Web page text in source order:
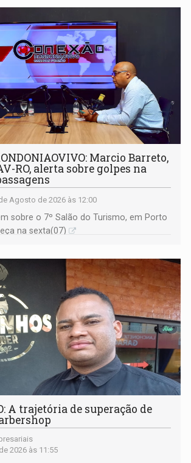
Marcio Barreto,
RO, alerta sobre golpes na
Agosto de 2026 às 12:00
sobre o 7º Salão do Turismo, em Porto
na sexta(07)
A trajetória de superação de
2026 às 11:55